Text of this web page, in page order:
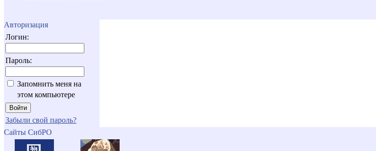
Авторизация
Логин:
Пароль:
Запомнить меня на
этом компьютере
Забыли свой пароль?
Сайты СибРО